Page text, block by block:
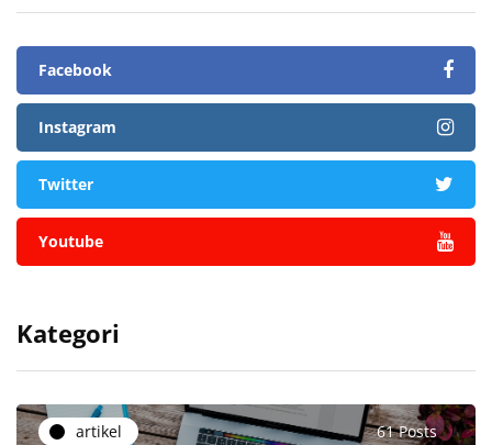
Facebook
Instagram
Twitter
Youtube
Kategori
artikel 61 Posts